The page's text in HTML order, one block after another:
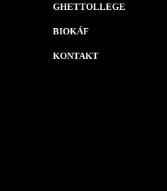
GHETTOLLEGE
BIOKÁF
KONTAKT